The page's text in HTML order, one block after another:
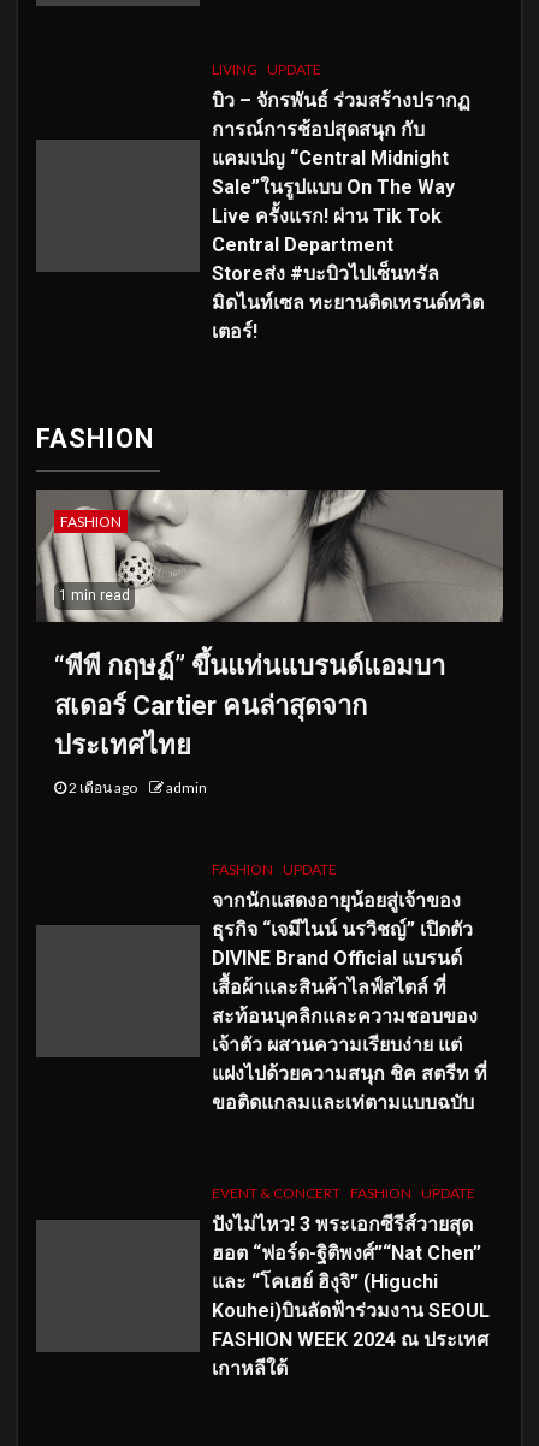
LIVING UPDATE
บิว – จักรพันธ์ ร่วมสร้างปรากฏ
การณ์การช้อปสุดสนุก กับ
แคมเปญ “Central Midnight
Sale”ในรูปแบบ On The Way
Live ครั้งแรก! ผ่าน Tik Tok
Central Department
Storeส่ง #บะบิวไปเซ็นทรัล
มิดไนท์เซล ทะยานติดเทรนด์ทวิต
เตอร์!
FASHION
FASHION
1 min read
“พีพี กฤษฏ์” ขึ้นแท่นแบรนด์แอมบา
สเดอร์ Cartier คนล่าสุดจาก
ประเทศไทย
2 เดือน ago admin
FASHION UPDATE
จากนักแสดงอายุน้อยสู่เจ้าของ
ธุรกิจ “เจมีไนน์ นรวิชญ์” เปิดตัว
DIVINE Brand Official แบรนด์
เสื้อผ้าและสินค้าไลฟ์สไตล์ ที่
สะท้อนบุคลิกและความชอบของ
เจ้าตัว ผสานความเรียบง่าย แต่
แฝงไปด้วยความสนุก ชิค สตรีท ที่
ขอติดแกลมและเท่ตามแบบฉบับ
EVENT & CONCERT FASHION UPDATE
ปังไม่ไหว! 3 พระเอกซีรีส์วายสุด
ฮอต “ฟอร์ด-ฐิติพงศ์”“Nat Chen”
และ “โคเฮย์ ฮิงุจิ” (Higuchi
Kouhei)บินลัดฟ้าร่วมงาน SEOUL
FASHION WEEK 2024 ณ ประเทศ
เกาหลีใต้